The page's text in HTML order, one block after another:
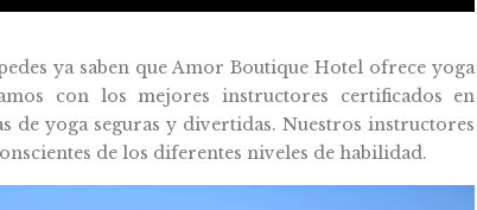
ya saben que Amor Boutique Hotel ofrece yoga
con los mejores instructores certificados en
de yoga seguras y divertidas. Nuestros instructores
de los diferentes niveles de habilidad.